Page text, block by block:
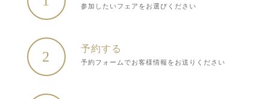
参加したいフェアをお選びください
2
予約する
予約フォームでお客様情報をお送りください